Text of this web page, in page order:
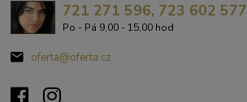
721 271 596, 723 602 577
Po - Pá 9,00 - 15,00 hod
oferta@oferta.cz